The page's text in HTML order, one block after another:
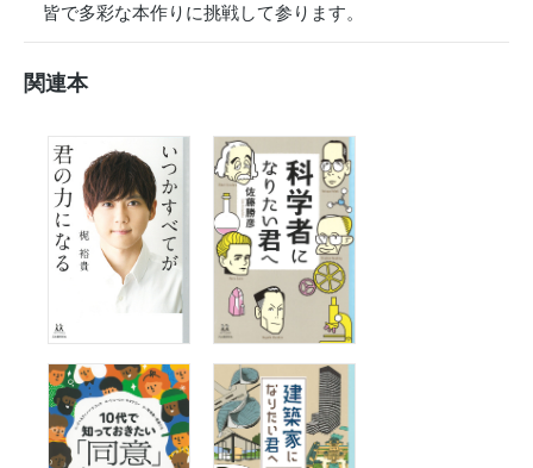
皆で多彩な本作りに挑戦して参ります。
関連本